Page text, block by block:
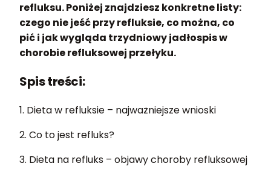
refluksu. Poniżej znajdziesz konkretne listy:
czego nie jeść przy refluksie, co można, co
pić i jak wygląda trzydniowy jadłospis w
chorobie refluksowej przełyku.
Spis treści:
1. Dieta w refluksie – najważniejsze wnioski
2. Co to jest refluks?
3. Dieta na refluks – objawy choroby refluksowej